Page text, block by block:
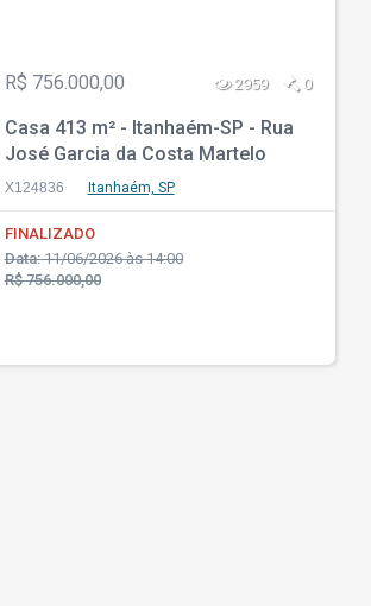
R$ 756.000,00 2959 0
Casa 413 m² - Itanhaém-SP - Rua
José Garcia da Costa Martelo
Junior, 50 - Santa Teresinha
X124836 Itanhaém, SP
FINALIZADO
Data:11/06/2026 às 14:00
R$ 756.000,00